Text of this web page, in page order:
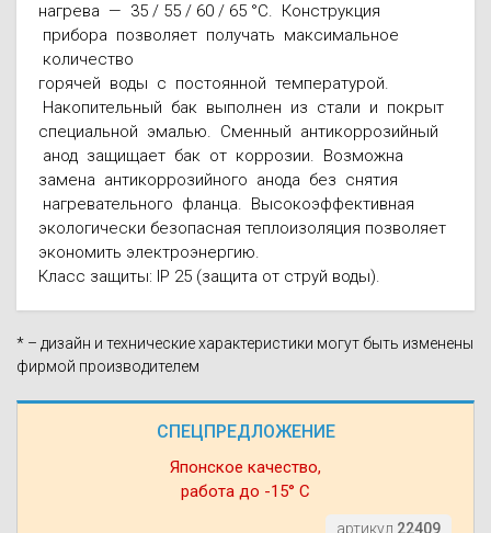
СПЕЦПРЕДЛОЖЕНИЕ
Японское качество,
работа до -15° С
артикул 22409
нагрева — 35 / 55 / 60 / 65 °С. Конструкция
прибора позволяет получать максимальное
количество
горячей воды с постоянной температурой.
Накопительный бак выполнен из стали и покрыт
специальной эмалью. Сменный антикоррозийный
анод защищает бак от коррозии. Возможна
замена антикоррозийного анода без снятия
нагревательного фланца. Высокоэффективная
экологически безопасная теплоизоляция позволяет
экономить электроэнергию.
Класс защиты: IP 25 (защита от струй воды).
* – дизайн и технические характеристики могут быть изменены
фирмой производителем